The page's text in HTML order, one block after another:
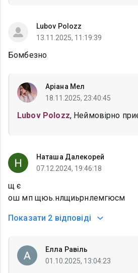
Lubov Polozz
13.11.2025, 11:19:39
Бомбезно
Аріана Мел
18.11.2025, 23:40:45
Lubov Polozz, Неймовірно
Наташа Далекорей
07.12.2024, 19:46:18
щ є
ош мп щюь.нлщиьрнлемгюсм
Показати 2 відповіді
Елла Равіль
01.10.2025, 13:04:23